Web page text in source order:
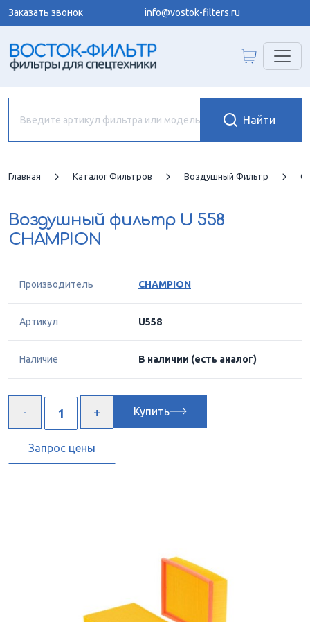
Заказать звонок info@vostok-filters.ru
Главная Каталог Фильтров Воздушный Фильтр
Воздушный фильтр U 558
CHAMPION
Производитель CHAMPION
Артикул U558
Наличие В наличии (есть аналог)
Купить
Запрос цены